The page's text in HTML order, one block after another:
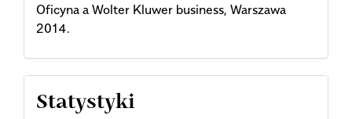
Oficyna a Wolter Kluwer business, Warszawa
2014.
Statystyki